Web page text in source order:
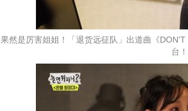
果然是厉害姐姐！「退货远征队」出道曲《
台！